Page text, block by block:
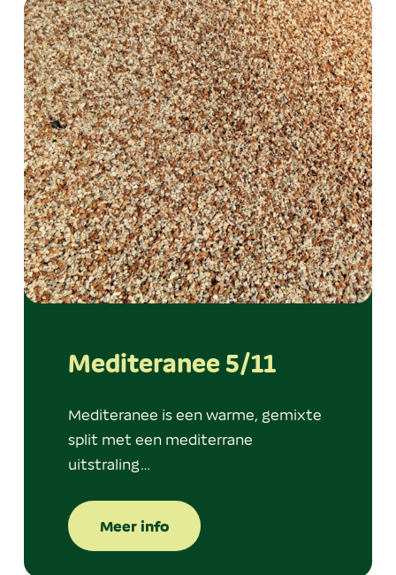
Mediteranee 5/11
Mediteranee is een warme, gemixte
split met een mediterrane
uitstraling…
Meer info